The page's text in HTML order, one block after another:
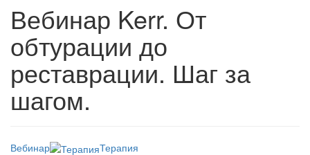
Вебинар Kerr. От
обтурации до
реставрации. Шаг за
шагом.
Вебинар
Терапия